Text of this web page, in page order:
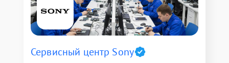
Сервисный центр Sony